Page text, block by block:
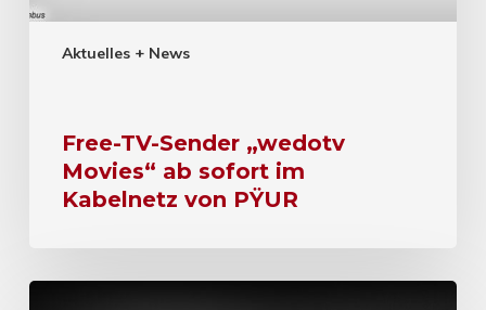
Aktuelles + News
Free-TV-Sender „wedotv
Movies“ ab sofort im
Kabelnetz von PŸUR